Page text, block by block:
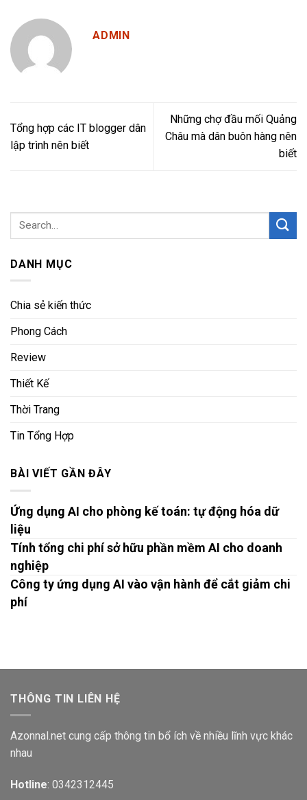
ADMIN
Tổng hợp các IT blogger dân
lập trình nên biết
Những chợ đầu mối Quảng
Châu mà dân buôn hàng nên
biết
DANH MỤC
Chia sẻ kiến thức
Phong Cách
Review
Thiết Kế
Thời Trang
Tin Tổng Hợp
BÀI VIẾT GẦN ĐÂY
Ứng dụng AI cho phòng kế toán: tự động hóa dữ
liệu
Tính tổng chi phí sở hữu phần mềm AI cho doanh
nghiệp
Công ty ứng dụng AI vào vận hành để cắt giảm chi
phí
THÔNG TIN LIÊN HỆ
Azonnal.net cung cấp thông tin bổ ích về nhiều lĩnh vực khác
nhau
Hotline: 0342312445